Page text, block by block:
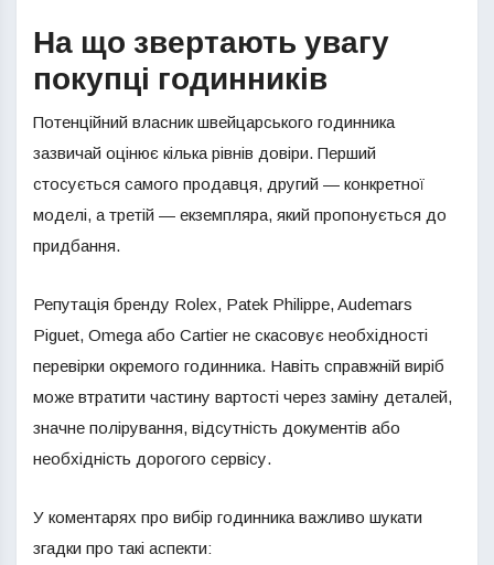
На що звертають увагу
покупці годинників
Потенційний власник швейцарського годинника
зазвичай оцінює кілька рівнів довіри. Перший
стосується самого продавця, другий — конкретної
моделі, а третій — екземпляра, який пропонується до
придбання.
Репутація бренду Rolex, Patek Philippe, Audemars
Piguet, Omega або Cartier не скасовує необхідності
перевірки окремого годинника. Навіть справжній виріб
може втратити частину вартості через заміну деталей,
значне полірування, відсутність документів або
необхідність дорогого сервісу.
У коментарях про вибір годинника важливо шукати
згадки про такі аспекти: